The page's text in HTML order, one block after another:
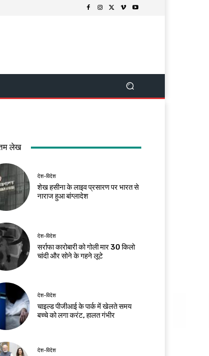
लेख
देश-विदेश
शेख हसीना के लाइव प्रसारण पर भारत से
नाराज हुआ बांग्लादेश
देश-विदेश
सर्राफा कारोबारी को गोली मार 30 किलो
चांदी और सोने के गहने लूटे
देश-विदेश
चाइल्ड पीजीआई के पार्क में खेलते समय
बच्चे को लगा करंट, हालत गंभीर
देश-विदेश